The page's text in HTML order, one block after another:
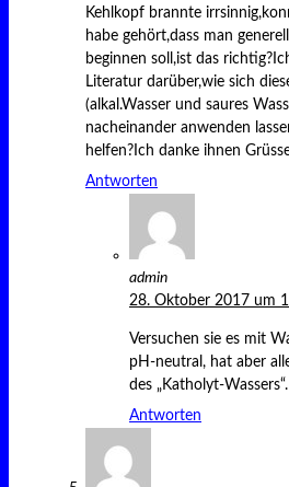
Kehlkopf brannte
habe gehört,dass man
beginnen soll,ist das
Literatur darüber,wie sich
(alkal.Wasser und saures
nacheinander anwenden
helfen?Ich danke ihnen
Antworten
admin
28. Oktober 2017 um
Versuchen sie es mit
pH-neutral, hat aber
des „Katholyt-Wassers“.
Antworten